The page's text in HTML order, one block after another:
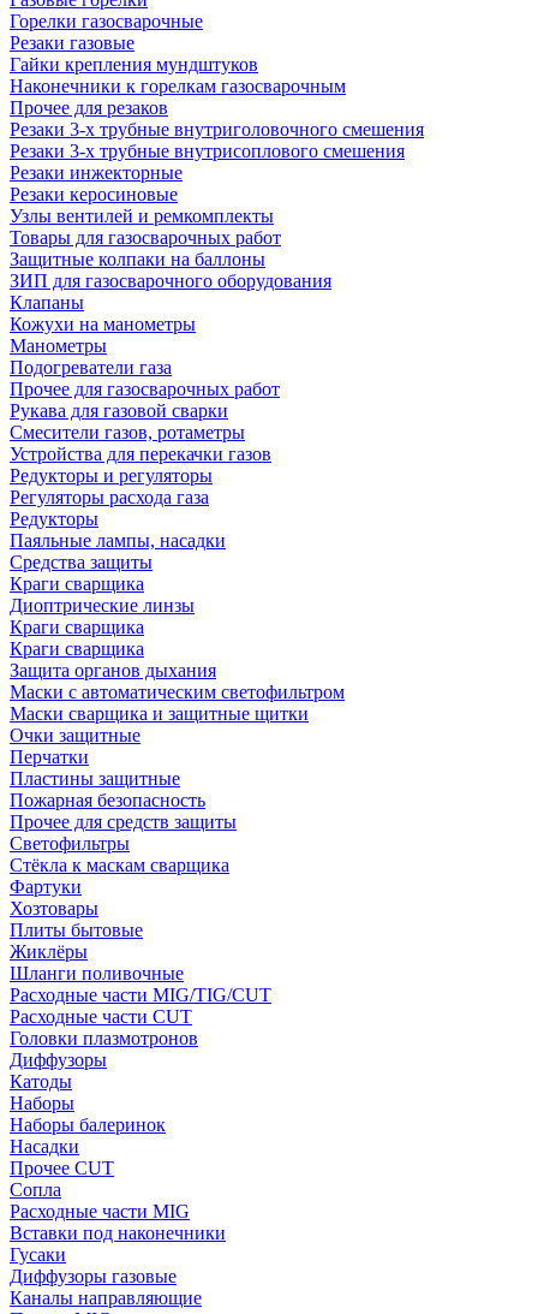
Горелки газосварочные
Резаки газовые
Гайки крепления мундштуков
Наконечники к горелкам газосварочным
Прочее для резаков
Резаки 3-х трубные внутриголовочного смешения
Резаки 3-х трубные внутрисоплового смешения
Резаки инжекторные
Резаки керосиновые
Узлы вентилей и ремкомплекты
Товары для газосварочных работ
Защитные колпаки на баллоны
ЗИП для газосварочного оборудования
Клапаны
Кожухи на манометры
Манометры
Подогреватели газа
Прочее для газосварочных работ
Рукава для газовой сварки
Смесители газов, ротаметры
Устройства для перекачки газов
Редукторы и регуляторы
Регуляторы расхода газа
Редукторы
Паяльные лампы, насадки
Средства защиты
Краги сварщика
Диоптрические линзы
Краги сварщика
Краги сварщика
Защита органов дыхания
Маски с автоматическим светофильтром
Маски сварщика и защитные щитки
Очки защитные
Перчатки
Пластины защитные
Пожарная безопасность
Прочее для средств защиты
Светофильтры
Стёкла к маскам сварщика
Фартуки
Хозтовары
Плиты бытовые
Жиклёры
Шланги поливочные
Расходные части MIG/TIG/CUT
Расходные части CUT
Головки плазмотронов
Диффузоры
Катоды
Наборы
Наборы балеринок
Насадки
Прочее CUT
Сопла
Расходные части MIG
Вставки под наконечники
Гусаки
Диффузоры газовые
Каналы направляющие